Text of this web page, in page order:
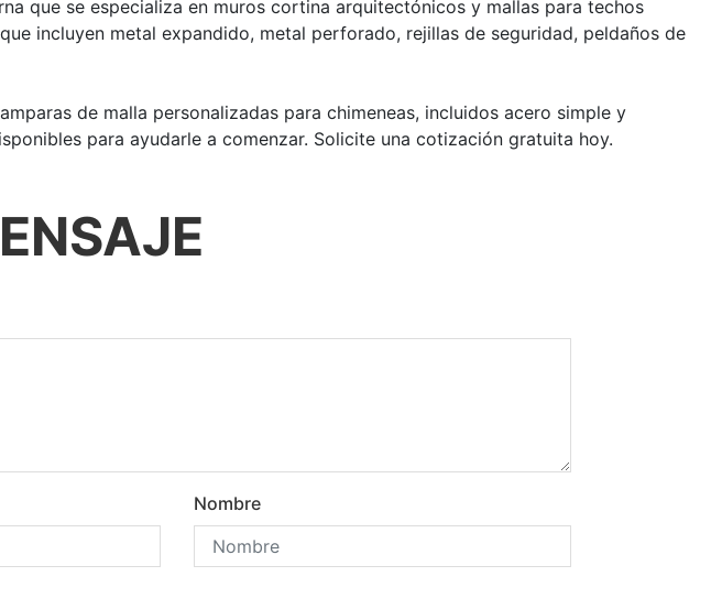
que se especializa en muros cortina arquitectónicos y mallas para techos
incluyen metal expandido, metal perforado, rejillas de seguridad, peldaños de
de malla personalizadas para chimeneas, incluidos acero simple y
para ayudarle a comenzar. Solicite una cotización gratuita hoy.
Nombre